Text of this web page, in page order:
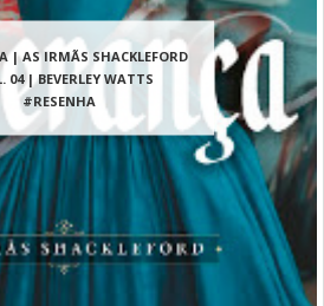
| AS IRMÃS SHACKLEFORD
04 | BEVERLEY WATTS
#RESENHA